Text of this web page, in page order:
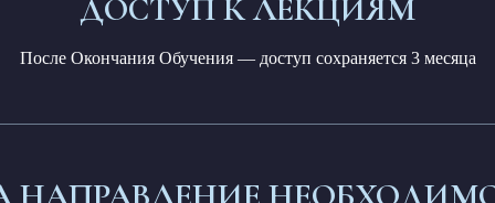
ДОСТУП К ЛЕКЦИЯМ
После Окончания Обучения — доступ сохраняется 3 месяца